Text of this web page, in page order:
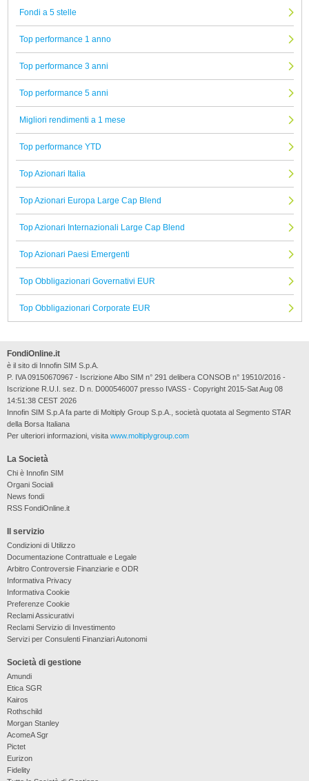
Fondi a 5 stelle
Top performance 1 anno
Top performance 3 anni
Top performance 5 anni
Migliori rendimenti a 1 mese
Top performance YTD
Top Azionari Italia
Top Azionari Europa Large Cap Blend
Top Azionari Internazionali Large Cap Blend
Top Azionari Paesi Emergenti
Top Obbligazionari Governativi EUR
Top Obbligazionari Corporate EUR
La Società
Chi è Innofin SIM
Organi Sociali
News fondi
RSS FondiOnline.it
Il servizio
Condizioni di Utilizzo
Documentazione Contrattuale e Legale
Arbitro Controversie Finanziarie e ODR
Informativa Privacy
Informativa Cookie
Preferenze Cookie
Reclami Assicurativi
Reclami Servizio di Investimento
Servizi per Consulenti Finanziari Autonomi
Società di gestione
Amundi
Etica SGR
Kairos
Rothschild
Morgan Stanley
AcomeA Sgr
Pictet
Eurizon
Fidelity
FondiOnline.it
è il sito di Innofin SIM S.p.A.
P. IVA 09150670967 - Iscrizione Albo SIM n° 291 delibera CONSOB n° 19510/2016 -
Iscrizione R.U.I. sez. D n. D000546007 presso IVASS - Copyright 2015-Sat Aug 08
14:51:38 CEST 2026
Innofin SIM S.p.A fa parte di Moltiply Group S.p.A., società quotata al Segmento STAR
della Borsa Italiana
Per ulteriori informazioni, visita www.moltiplygroup.com